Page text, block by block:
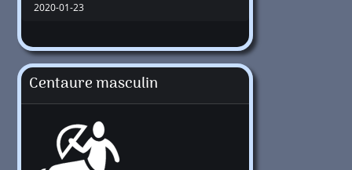
2020-01-23
Centaure masculin